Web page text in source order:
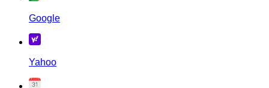
Google
Yahoo